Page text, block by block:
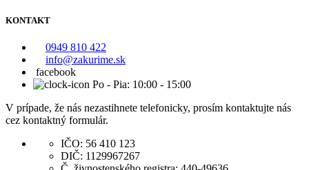
KONTAKT
0949 810 422
info@zakurime.sk
facebook
Po - Pia: 10:00 - 15:00
V prípade, že nás nezastihnete telefonicky, prosím kontaktujte nás
cez kontaktný formulár.
IČO: 56 410 123
DIČ: 1129967267